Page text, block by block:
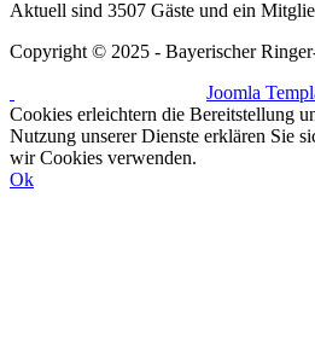
Aktuell sind 3507 Gäste und ein
Copyright © 2025 - Bayerischer
Joomla
Cookies erleichtern die Bereitstellung
Nutzung unserer Dienste erklären Sie
wir Cookies verwenden.
Ok